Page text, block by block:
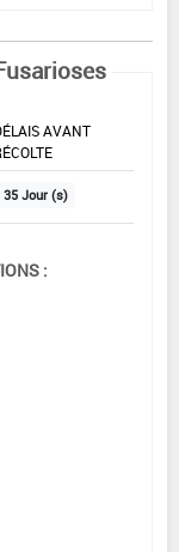
AVANT
35 Jour (s)
: